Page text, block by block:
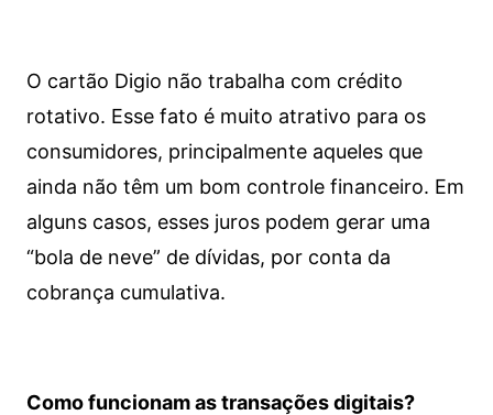
O cartão Digio não trabalha com crédito
rotativo. Esse fato é muito atrativo para os
consumidores, principalmente aqueles que
ainda não têm um bom controle financeiro. Em
alguns casos, esses juros podem gerar uma
“bola de neve” de dívidas, por conta da
cobrança cumulativa.
Como funcionam as transações digitais?